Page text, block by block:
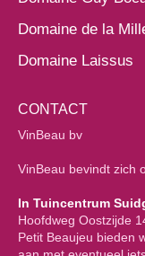
Domaine de la
Domaine Laissus
CONTACT
VinBeau bv
VinBeau bevindt zich
In Tuincentrum
Hoofdweg Oostzijde
Petit Beaujeu bieden